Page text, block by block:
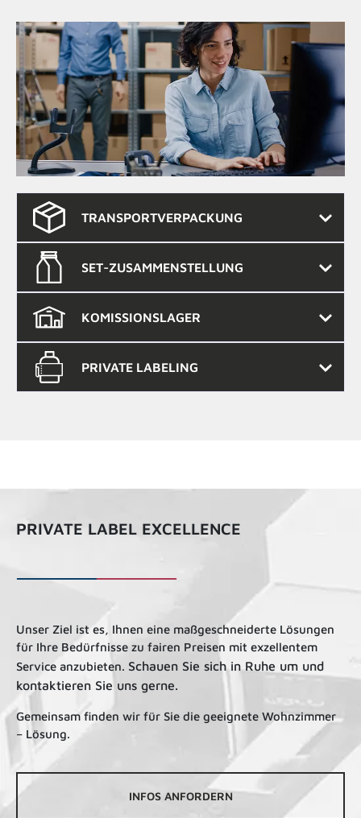
TRANSPORTVERPACKUNG
SET-ZUSAMMENSTELLUNG
KOMISSIONSLAGER
PRIVATE LABELING
PRIVATE LABEL EXCELLENCE
Unser Ziel ist es, Ihnen eine maßgeschneiderte Lösungen
für Ihre Bedürfnisse zu fairen Preisen mit exzellentem
Service anzubieten. Schauen Sie sich in Ruhe um und
kontaktieren Sie uns gerne.
Gemeinsam finden wir für Sie die geeignete Wohnzimmer
– Lösung.
INFOS ANFORDERN